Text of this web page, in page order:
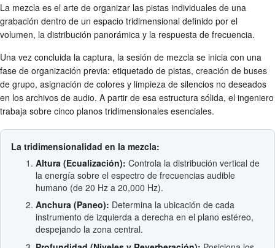
La mezcla es el arte de organizar las pistas individuales de una
grabación dentro de un espacio tridimensional definido por el
volumen, la distribución panorámica y la respuesta de frecuencia.
Una vez concluida la captura, la sesión de mezcla se inicia con una
fase de organización previa: etiquetado de pistas, creación de buses
de grupo, asignación de colores y limpieza de silencios no deseados
en los archivos de audio. A partir de esa estructura sólida, el ingeniero
trabaja sobre cinco planos tridimensionales esenciales.
La tridimensionalidad en la mezcla:
Altura (Ecualización): Controla la distribución vertical de
la energía sobre el espectro de frecuencias audible
humano (de 20 Hz a 20,000 Hz).
Anchura (Paneo): Determina la ubicación de cada
instrumento de izquierda a derecha en el plano estéreo,
despejando la zona central.